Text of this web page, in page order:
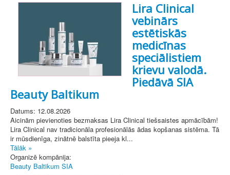
Lira Clinical
vebinārs
estētiskās
medicīnas
speciālistiem
krievu valodā.
Piedāvā SIA
Beauty Baltikum
Datums: 12.08.2026
Aicinām pievienoties bezmaksas Lira Clinical tiešsaistes apmācībām!
Lira Clinical nav tradicionāla profesionālās ādas kopšanas sistēma. Tā
ir mūsdienīga, zinātnē balstīta pieeja kl...
Tālāk »
Organizē kompānija:
Beauty Baltikum SIA